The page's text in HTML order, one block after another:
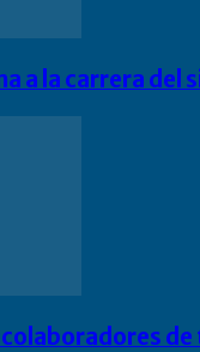
a la carrera
colaboradores